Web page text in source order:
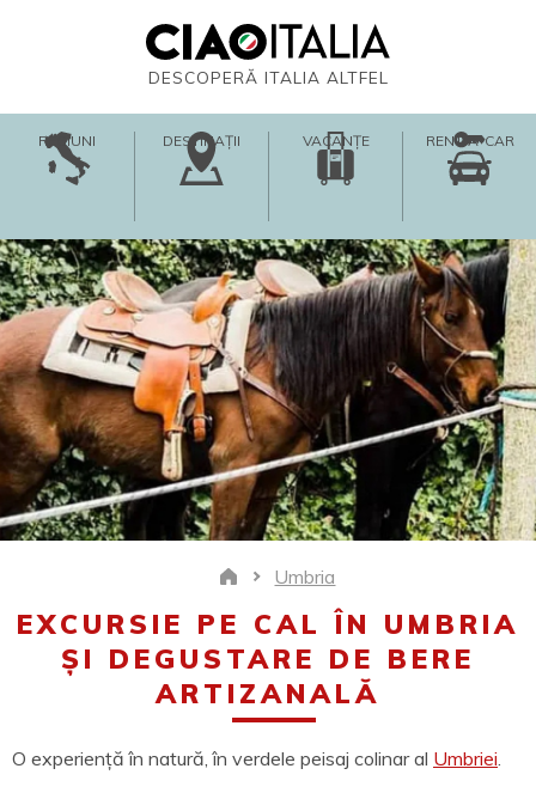
DESCOPERĂ ITALIA ALTFEL
REGIUNI DESTINAȚII VACANȚE RENT-A-CAR
Home Umbria
EXCURSIE PE CAL ÎN UMBRIA
ȘI DEGUSTARE DE BERE
ARTIZANALĂ
O experiență în natură, în verdele peisaj colinar al Umbriei.